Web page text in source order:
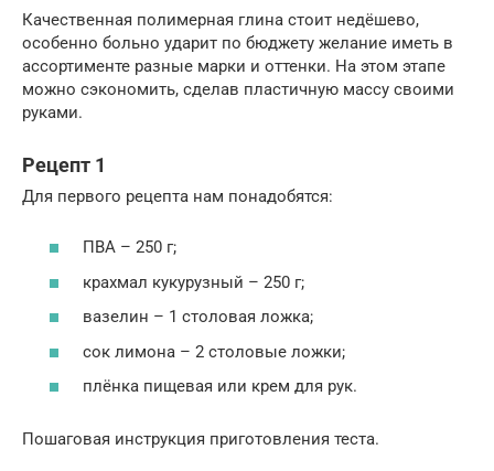
Качественная полимерная глина стоит недёшево,
особенно больно ударит по бюджету желание иметь в
ассортименте разные марки и оттенки. На этом этапе
можно сэкономить, сделав пластичную массу своими
руками.
Рецепт 1
Для первого рецепта нам понадобятся:
ПВА – 250 г;
крахмал кукурузный – 250 г;
вазелин – 1 столовая ложка;
сок лимона – 2 столовые ложки;
плёнка пищевая или крем для рук.
Пошаговая инструкция приготовления теста.